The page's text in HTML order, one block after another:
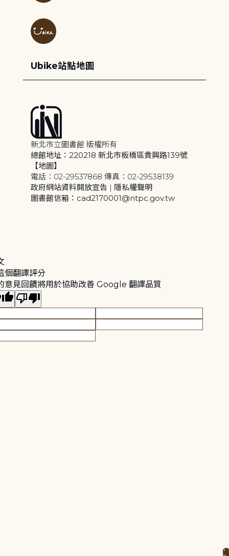
Ubike站點地圖
新北市立圖書館 版權所有
總館地址：220218 新北市板橋區貴興路139號
【地圖】
電話：02-29537868 傳真：02-29538139
政府網站資料開放宣告 | 隱私權聲明
圖書館信箱：cad2170001@ntpc.gov.tw
個翻譯評分
意見回饋將用於協助改善 Google 翻譯品質